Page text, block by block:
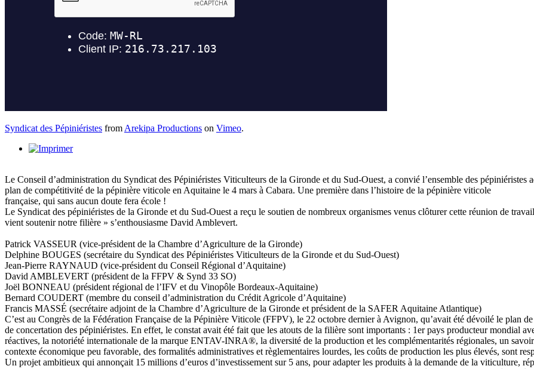
Syndicat des Pépiniéristes from Arekipa Productions on Vimeo.
Le Conseil d’administration du Syndicat des Pépiniéristes Viticulteurs de la Gironde et du Sud-Ouest, a convié l’ensemble des pépiniéristes
plan de compétitivité de la pépinière viticole en Aquitaine le 4 mars à Cabara. Une première dans l’histoire de la pépinière viticole
française, qui sans aucun doute fera école !
Le Syndicat des pépiniéristes de la Gironde et du Sud-Ouest a reçu le soutien de nombreux organismes venus clôturer cette réunion de
vient soutenir notre filière » s’enthousiasme David Amblevert.
Patrick VASSEUR (vice-président de la Chambre d’Agriculture de la Gironde)
Delphine BOUGES (secrétaire du Syndicat des Pépiniéristes Viticulteurs de la Gironde et du Sud-Ouest)
Jean-Pierre RAYNAUD (vice-président du Conseil Régional d’Aquitaine)
David AMBLEVERT (président de la FFPV & Synd 33 SO)
Joël BONNEAU (président régional de l’IFV et du Vinopôle Bordeaux-Aquitaine)
Bernard COUDERT (membre du conseil d’administration du Crédit Agricole d’Aquitaine)
Francis MASSÉ (secrétaire adjoint de la Chambre d’Agriculture de la Gironde et président de la SAFER Aquitaine Atlantique)
C’est au Congrès de la Fédération Française de la Pépinière Viticole (FFPV), le 22 octobre dernier à Avignon, qu’avait été dévoilé le plan
de concertation des pépiniéristes. En effet, le constat avait été fait que les atouts de la filière sont importants : 1er pays producteur mondial
réactives, la notoriété internationale de la marque ENTAV-INRA®, la diversité de la production et les complémentarités régionales, un
contexte économique peu favorable, des formalités administratives et règlementaires lourdes, les coûts de production les plus élevés, sont
Un projet ambitieux qui annonçait 15 millions d’euros d’investissement sur 5 ans, pour adapter les produits à la demande de la viticulture,